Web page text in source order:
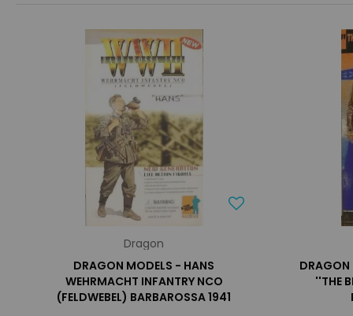
Dragon
DRAGON MODELS - HANS
WEHRMACHT INFANTRY NCO
(FELDWEBEL) BARBAROSSA 1941
DRAGON
''THE